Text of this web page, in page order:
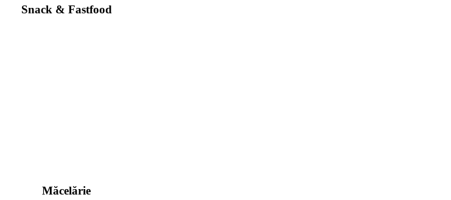
Snack & Fastfood
Măcelărie